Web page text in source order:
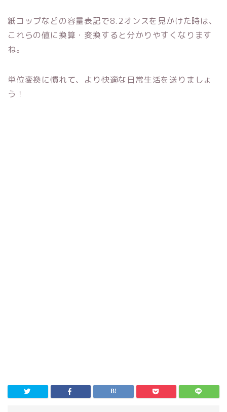
紙コップなどの容量表記で8.2オンスを見かけた時は、
これらの値に換算・変換すると分かりやすくなります
ね。
単位変換に慣れて、より快適な日常生活を送りましょ
う！